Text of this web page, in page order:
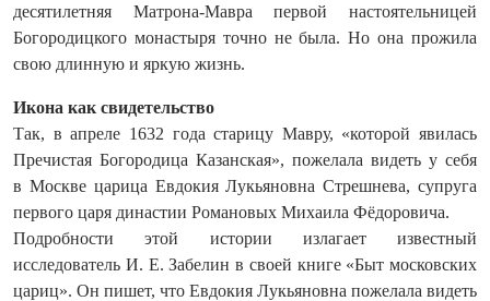
десятилетняя Матрона-Мавра первой настоятельницей
Богородицкого монастыря точно не была. Но она прожила
свою длинную и яркую жизнь.
Икона как свидетельство
Так, в апреле 1632 года старицу Мавру, «которой явилась
Пречистая Богородица Казанская», пожелала видеть у себя
в Москве царица Евдокия Лукьяновна Стрешнева, супруга
первого царя династии Романовых Михаила Фёдоровича.
Подробности этой истории излагает известный
исследователь И. Е. Забелин в своей книге «Быт московских
цариц». Он пишет, что Евдокия Лукьяновна пожелала видеть